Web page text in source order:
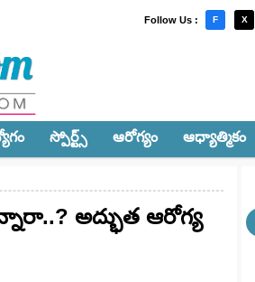
Follow Us : F X
స్పోర్ట్స్‌ ఆరోగ్యం ఆధ్యాత్మికం
అద్భుత ఆరోగ్య